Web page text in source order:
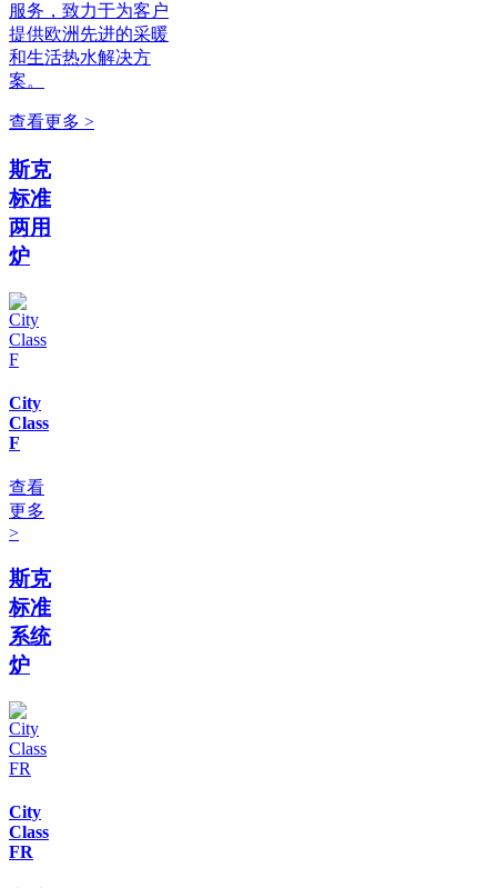
服务，致力于为客户
提供欧洲先进的采暖
和生活热水解决方
案。
查看更多 >
斯克
标准
两用
炉
City
Class
F
查看
更多
>
斯克
标准
系统
炉
City
Class
FR